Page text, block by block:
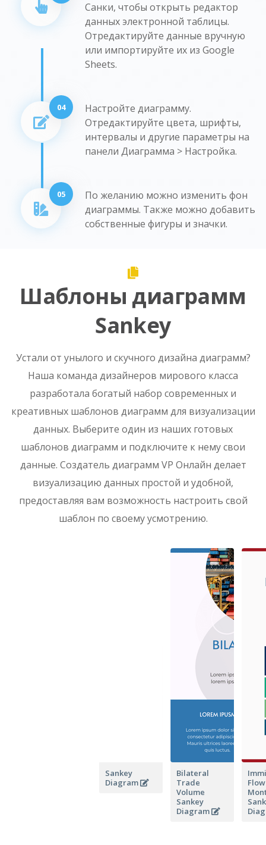
Санки, чтобы открыть редактор
данных электронной таблицы.
Отредактируйте данные вручную
или импортируйте их из Google
Sheets.
04
Настройте диаграмму.
Отредактируйте цвета, шрифты,
интервалы и другие параметры на
панели Диаграмма > Настройка.
05
По желанию можно изменить фон
диаграммы. Также можно добавить
собственные фигуры и значки.
Шаблоны диаграмм
Sankey
Устали от унылого и скучного дизайна диаграмм?
Наша команда дизайнеров мирового класса
разработала богатый набор современных и
креативных шаблонов диаграмм для визуализации
данных. Выберите один из наших готовых
шаблонов диаграмм и подключите к нему свои
данные. Создатель диаграмм VP Онлайн делает
визуализацию данных простой и удобной,
предоставляя вам возможность настроить свой
шаблон по своему усмотрению.
Sankey
Diagram
Bilateral
Trade
Volume
Sankey
Diagram